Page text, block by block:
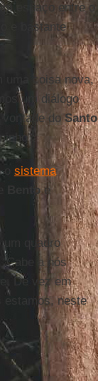
espaço entre o
e bastante
uma coisa nova,
um diálogo
vontade doSanto
sistema
Bentoe
um quadro
a nós
De vez em
estamos, neste